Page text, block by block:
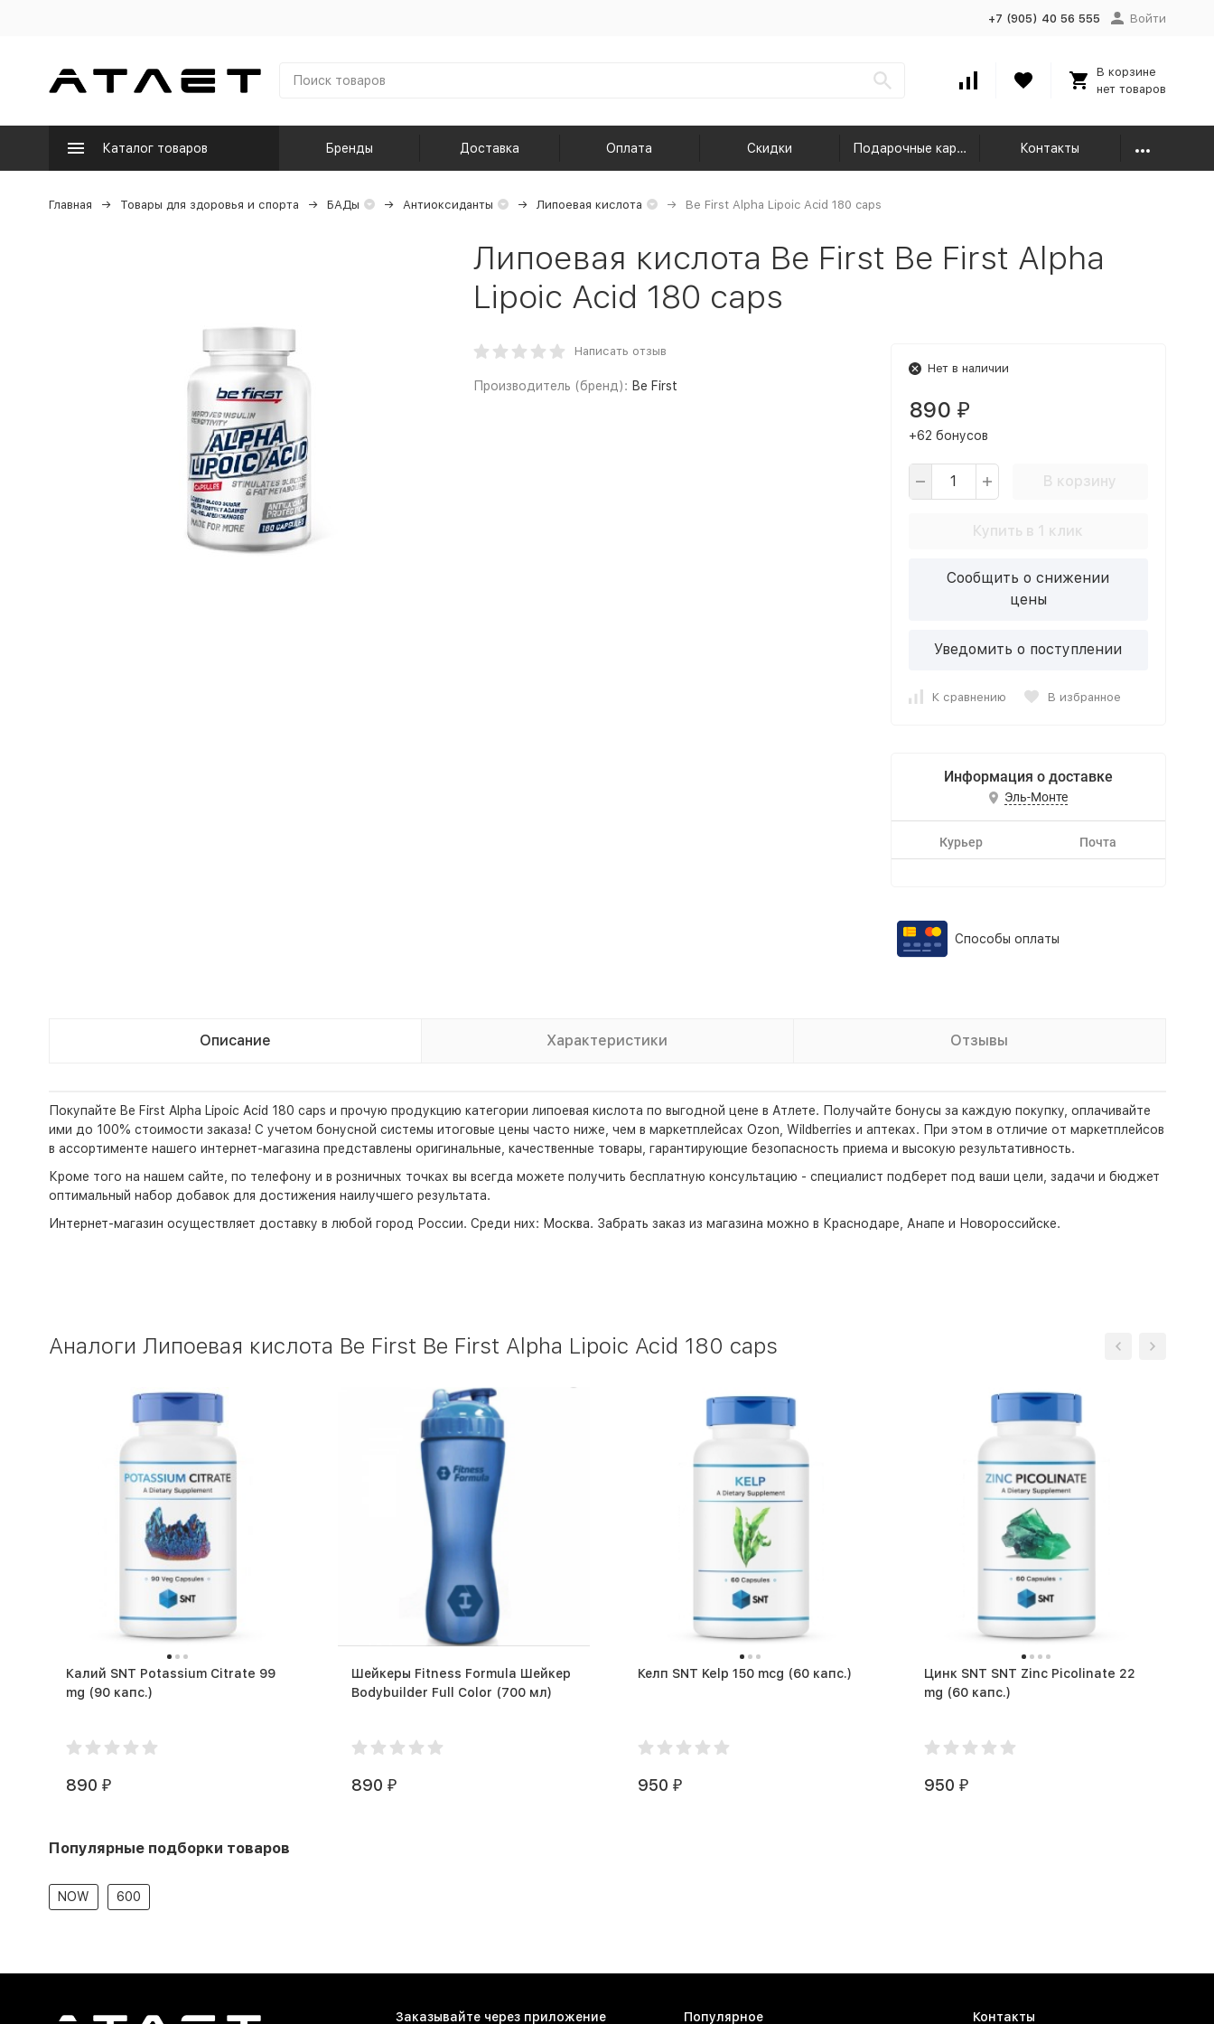
+7 (905) 40 56 555 Войти
В корзине
нет товаров
Каталог товаров Бренды Доставка Оплата Скидки Подарочные карты Контакты
Главная Товары для здоровья и спорта БАДы Антиоксиданты Липоевая кислота Be First Alpha Lipoic Acid 180 caps
Липоевая кислота Be First Be First Alpha
Lipoic Acid 180 caps
Написать отзыв
Производитель (бренд): Be First
Нет в наличии
890 ₽
+62 бонусов
В корзину
Купить в 1 клик
Сообщить о снижении
цены
Уведомить о поступлении
К сравнению В избранное
Информация о доставке
Эль-Монте
Курьер Почта
Способы оплаты
Описание Характеристики Отзывы
Покупайте Be First Alpha Lipoic Acid 180 caps и прочую продукцию категории липоевая кислота по выгодной цене в Атлете. Получайте бонусы за каждую покупку, оплачивайте
ими до 100% стоимости заказа! С учетом бонусной системы итоговые цены часто ниже, чем в маркетплейсах Ozon, Wildberries и аптеках. При этом в отличие от маркетплейсов
в ассортименте нашего интернет-магазина представлены оригинальные, качественные товары, гарантирующие безопасность приема и высокую результативность.
Кроме того на нашем сайте, по телефону и в розничных точках вы всегда можете получить бесплатную консультацию - специалист подберет под ваши цели, задачи и бюджет
оптимальный набор добавок для достижения наилучшего результата.
Интернет-магазин осуществляет доставку в любой город России. Среди них: Москва. Забрать заказ из магазина можно в Краснодаре, Анапе и Новороссийске.
Аналоги Липоевая кислота Be First Be First Alpha Lipoic Acid 180 caps
Калий SNT Potassium Citrate 99
mg (90 капс.)
890 ₽
Шейкеры Fitness Formula Шейкер
Bodybuilder Full Color (700 мл)
890 ₽
Келп SNT Kelp 150 mcg (60 капс.)
950 ₽
Цинк SNT SNT Zinc Picolinate 22
mg (60 капс.)
950 ₽
Популярные подборки товаров
NOW 600
Заказывайте через приложение Популярное Контакты